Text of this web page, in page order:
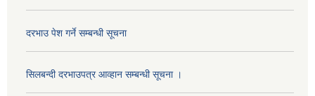
दरभाउ पेश गर्ने सम्बन्धी सूचना
सिलबन्दी दरभाउपत्र आव्हान सम्बन्धी सूचना ।